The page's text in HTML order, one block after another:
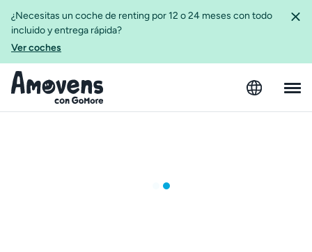
¿Necesitas un coche de renting por 12 o 24 meses con todo
incluido y entrega rápida?
Ver coches